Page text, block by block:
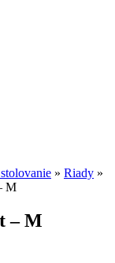
» Riady »
M
– M